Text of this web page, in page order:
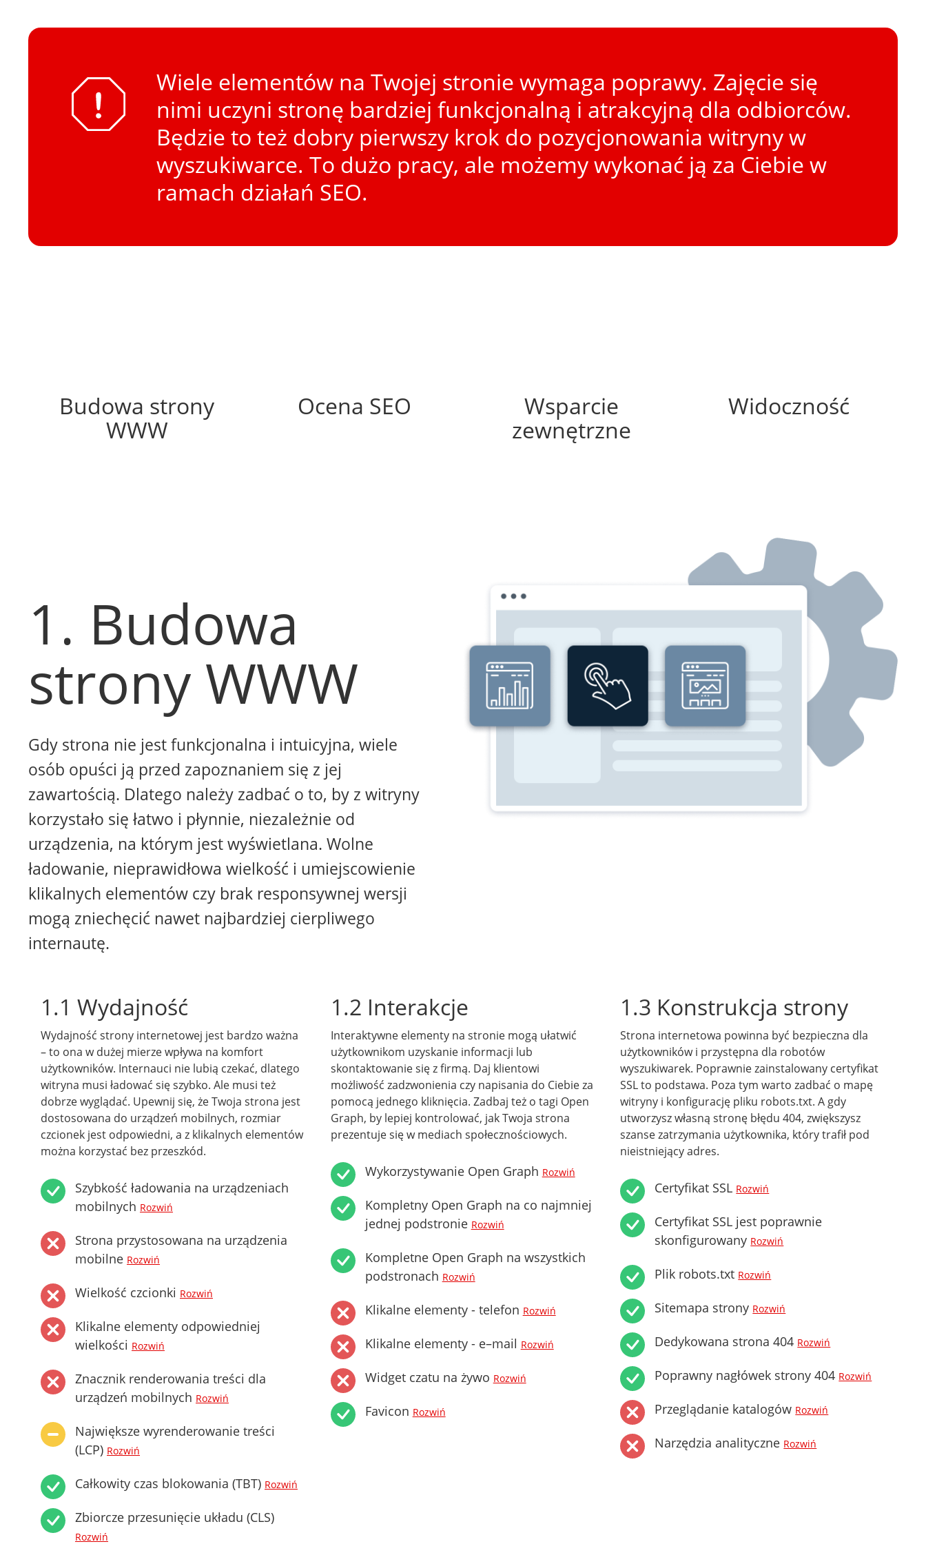
Wiele elementów na Twojej stronie wymaga poprawy. Zajęcie się
nimi uczyni stronę bardziej funkcjonalną i atrakcyjną dla odbiorców.
Będzie to też dobry pierwszy krok do pozycjonowania witryny w
wyszukiwarce. To dużo pracy, ale możemy wykonać ją za Ciebie w
ramach działań SEO.
Budowa strony
WWW
Ocena SEO
Wsparcie
zewnętrzne
Widoczność
1. Budowa
strony WWW
Gdy strona nie jest funkcjonalna i intuicyjna, wiele
osób opuści ją przed zapoznaniem się z jej
zawartością. Dlatego należy zadbać o to, by z witryny
korzystało się łatwo i płynnie, niezależnie od
urządzenia, na którym jest wyświetlana. Wolne
ładowanie, nieprawidłowa wielkość i umiejscowienie
klikalnych elementów czy brak responsywnej wersji
mogą zniechęcić nawet najbardziej cierpliwego
internautę.
1.1 Wydajność
Wydajność strony internetowej jest bardzo ważna
– to ona w dużej mierze wpływa na komfort
użytkowników. Internauci nie lubią czekać, dlatego
witryna musi ładować się szybko. Ale musi też
dobrze wyglądać. Upewnij się, że Twoja strona jest
dostosowana do urządzeń mobilnych, rozmiar
czcionek jest odpowiedni, a z klikalnych elementów
można korzystać bez przeszkód.
Szybkość ładowania na urządzeniach
mobilnych Rozwiń
Strona przystosowana na urządzenia
mobilne Rozwiń
Wielkość czcionki Rozwiń
Klikalne elementy odpowiedniej
wielkości Rozwiń
Znacznik renderowania treści dla
urządzeń mobilnych Rozwiń
Największe wyrenderowanie treści
(LCP) Rozwiń
Całkowity czas blokowania (TBT) Rozwiń
Zbiorcze przesunięcie układu (CLS)
Rozwiń
1.2 Interakcje
Interaktywne elementy na stronie mogą ułatwić
użytkownikom uzyskanie informacji lub
skontaktowanie się z firmą. Daj klientowi
możliwość zadzwonienia czy napisania do Ciebie za
pomocą jednego kliknięcia. Zadbaj też o tagi Open
Graph, by lepiej kontrolować, jak Twoja strona
prezentuje się w mediach społecznościowych.
Wykorzystywanie Open Graph Rozwiń
Kompletny Open Graph na co najmniej
jednej podstronie Rozwiń
Kompletne Open Graph na wszystkich
podstronach Rozwiń
Klikalne elementy - telefon Rozwiń
Klikalne elementy - e–mail Rozwiń
Widget czatu na żywo Rozwiń
Favicon Rozwiń
1.3 Konstrukcja strony
Strona internetowa powinna być bezpieczna dla
użytkowników i przystępna dla robotów
wyszukiwarek. Poprawnie zainstalowany certyfikat
SSL to podstawa. Poza tym warto zadbać o mapę
witryny i konfigurację pliku robots.txt. A gdy
utworzysz własną stronę błędu 404, zwiększysz
szanse zatrzymania użytkownika, który trafił pod
nieistniejący adres.
Certyfikat SSL Rozwiń
Certyfikat SSL jest poprawnie
skonfigurowany Rozwiń
Plik robots.txt Rozwiń
Sitemapa strony Rozwiń
Dedykowana strona 404 Rozwiń
Poprawny nagłówek strony 404 Rozwiń
Przeglądanie katalogów Rozwiń
Narzędzia analityczne Rozwiń